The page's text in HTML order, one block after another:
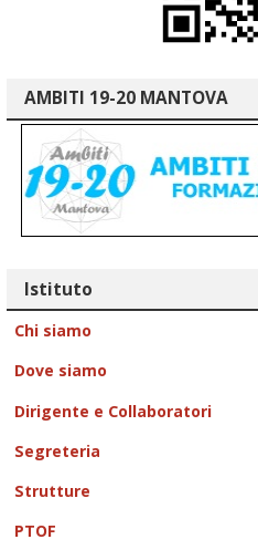
AMBITI 19-20 MANTOVA
Istituto
Chi siamo
Dove siamo
Dirigente e Collaboratori
Segreteria
Strutture
PTOF